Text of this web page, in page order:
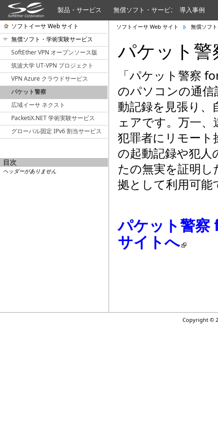
製品・サービス 無償ソフト・サービス 導入事例
ソフトイーサ Web サイト
無償ソフト・学術実験サービス
SoftEther VPN オープンソース版
筑波大学 UT-VPN プロジェクト
VPN Azure クラウドサービス
パケット警察
広域イーサ ネクスト
PacketiX.NET 学術実験サービス
グローバル固定 IPv6 割当サービス
目次
ヘッダーがありません
ソフトイーサ Web サイト 無償ソフ
パケット警
「パケット警察
のパソコンの通
動記録を見張り
ェアです。万一
犯罪者にリモー
の起動記録や犯
たの無実を証明
拠として利用可能
パケット警
サイトへ
Copyright ©